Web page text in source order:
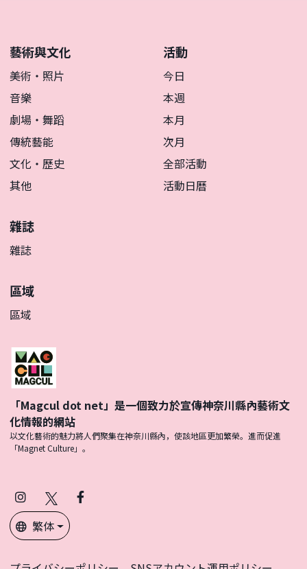
藝術與文化
美術・照片
音樂
劇場・舞蹈
傳統藝能
文化・歷史
其他
活動
今日
本週
本月
次月
全部活動
活動日曆
雜誌
雜誌
區域
區域
「Magcul dot net」是一個致力於宣傳神奈川縣內藝術文
化情報的網站
以文化藝術的魅力將人們聚集在神奈川縣內，使該地區更加繁榮。進而促進
「Magnet Culture」。
Instagram
(Twitter)
Facebook
繁体